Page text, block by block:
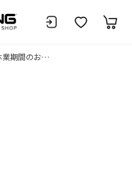
夏季休業期間のお知らせ